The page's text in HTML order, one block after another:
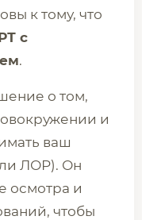
к тому, что
с
.
о том,
и
ваш
ЛОР). Он
осмотра и
чтобы